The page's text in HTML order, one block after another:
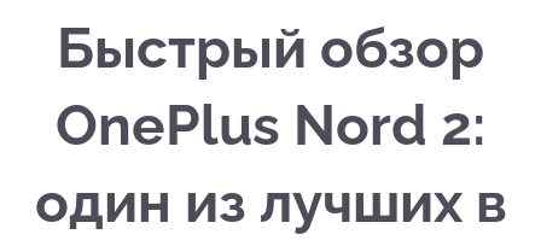
Быстрый обзор
OnePlus Nord 2:
один из лучших в